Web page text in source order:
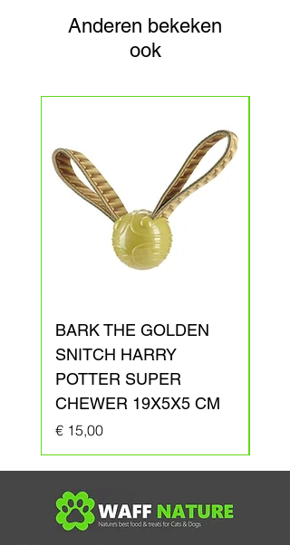
Anderen bekeken
ook
BARK THE GOLDEN
SNITCH HARRY
POTTER SUPER
CHEWER 19X5X5 CM
Prijs
€ 15,00